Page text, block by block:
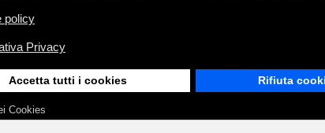
policy
Privacy
Accetta tutti i cookies Rifiuta
Cookies
della Grande Guerra quando Angela Cabella, figlia di
per l'epoca figura di dinamica e risoluta donna